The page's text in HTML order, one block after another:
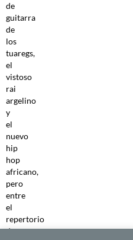
de
guitarra
de
los
tuaregs,
el
vistoso
rai
argelino
y
el
nuevo
hip
hop
africano,
pero
entre
el
repertorio
de